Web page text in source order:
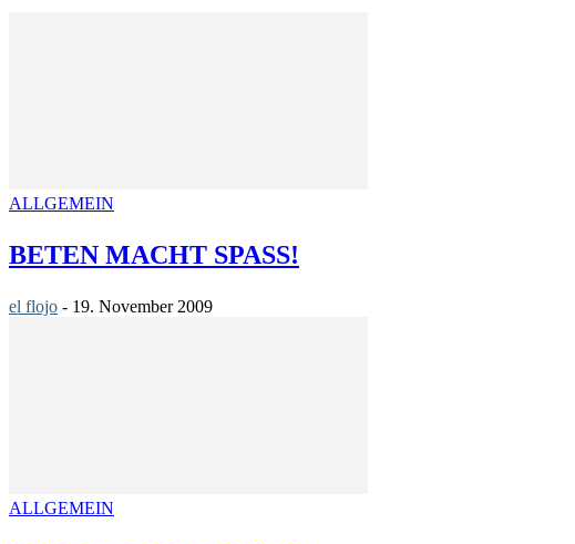
ALLGEMEIN
BETEN MACHT SPASS!
el flojo - 19. November 2009
ALLGEMEIN